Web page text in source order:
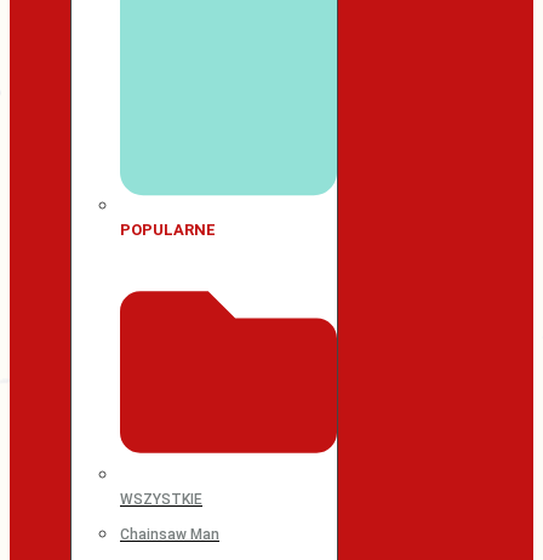
POPULARNE
WSZYSTKIE
Chainsaw Man